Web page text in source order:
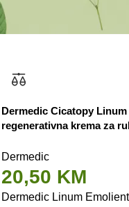
Dermedic Cicatopy
regenerativna krema za
Dermedic
20,50 KM
Dermedic Linum